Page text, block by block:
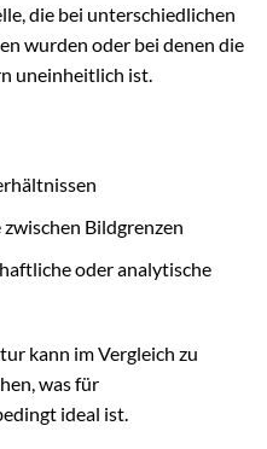
die bei unterschiedlichen
wurden oder bei denen die
uneinheitlich ist.
Bildgrenzen
oder analytische
kann im Vergleich zu
was für
ideal ist.